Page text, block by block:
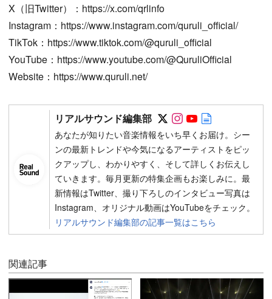
X（旧Twitter）：https://x.com/qrlinfo
Instagram：https://www.instagram.com/quruli_official/
TikTok：https://www.tiktok.com/@quruli_official
YouTube：https://www.youtube.com/@QuruliOfficial
Website：https://www.quruli.net/
リアルサウンド編集部 Follow on SNS
Follow on SNS
Follow on
あなたが知りたい音楽情報をいち早くお届け。シー
ンの最新トレンドや今気になるアーティストをピッ
クアップし、わかりやすく、そして詳しくお伝えし
ていきます。毎月更新の特集企画もお楽しみに。最
新情報はTwitter、撮り下ろしのインタビュー写真は
Instagram、オリジナル動画はYouTubeをチェック。
リアルサウンド編集部の記事一覧はこちら
関連記事